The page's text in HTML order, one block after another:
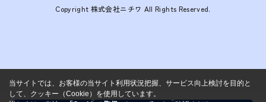
Copyright 株式会社ニチワ All Rights Reserved.
当サイトでは、お客様の当サイト利用状況把握、サービス向上検討を目的と
して、クッキー（Cookie）を使用しています。